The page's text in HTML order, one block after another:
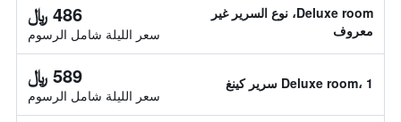
Deluxe room، نوع السرير غير
معروف
486 ﷼
سعر الليلة شامل الرسوم
Deluxe room، 1 سرير كينغ 589 ﷼
سعر الليلة شامل الرسوم